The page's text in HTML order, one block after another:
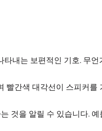
내는 보편적인 기호. 무언
빨간색 대각선이 스피커를
것을 알릴 수 있습니다. 예